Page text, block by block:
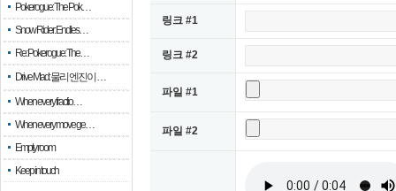
Pokerogue: The Pok…
Snow Rider: Endles…
Re: Pokerogue: The…
Drive Mad: 물리 엔진이 …
When every fractio…
When every move ge…
Empty room
Keep in touch
링크 #1
링크 #2
파일 #1
파일 #2